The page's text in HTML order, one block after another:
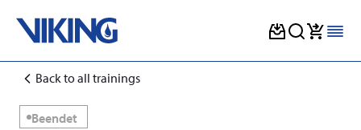
Back to all trainings
Beendet